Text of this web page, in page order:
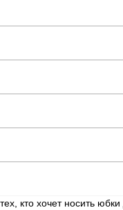
кто хочет носить